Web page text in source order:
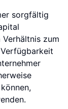
sorgfältig
zum